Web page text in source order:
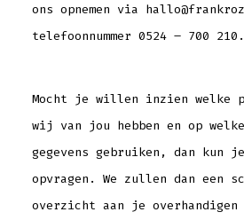
ons opnemen via
telefoonnummer 0524 – 700 210.
Mocht je willen inzien welke
wij van jou hebben en op
gegevens gebruiken, dan kun
opvragen. We zullen dan
overzicht aan je